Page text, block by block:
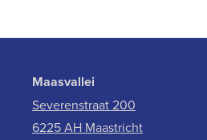
Maasvallei
Severenstraat 200
6225 AH Maastricht